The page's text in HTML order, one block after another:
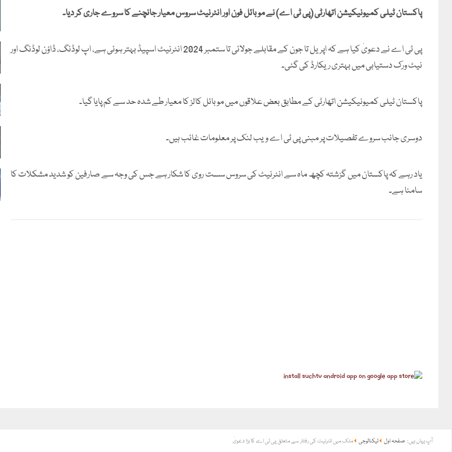
پاکستان ٹیلی کمیونیکیشن اتھارٹی (پی ٹی اے) نے موبائل فون اور انٹرنیٹ سروس معیار جانچنے کا سروے جاری کر دیا۔
پی ٹی اے نے دعویٰ کیا ہے کہ اپریل تا جون کے مقابلے جولائی تا ستمبر 2024 انٹرنیٹ اسپیڈ بہتر ہوئی ہے، اپ لوڈنگ، ڈاؤن لوڈنگ اور
نیٹ ورک دستیابی میں بہتری ریکارڈ کی گئی۔
پاکستان ٹیلی کمیونیکیشن اتھارٹی کے مطابق بعض علاقوں میں موبائل کالز کا معیار طے شدہ حد سے کم پایا گیا۔
دوسری جانب سروے تفصیلات پر مبنی پی ٹی اے ویب لنک پر معلومات غائب ہیں۔
یاد رہے کہ پاکستان میں گزشتہ کچھ ماہ سے انٹرنیٹ کی سروس سست روی کا شکار ہے جس کی وجہ سے صارفین کو شدید مشکلات کا
سامنا ہے۔
آپ یہاں ہیں: صفحہ اول ٹیکنالوجی ملک میں انٹرنیٹ کی رفتار سے متعلق پی ٹی اے کا بڑا دعویٰ